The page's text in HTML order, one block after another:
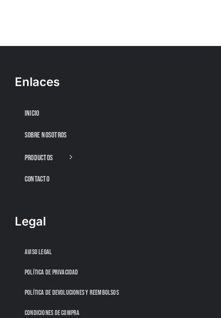
Enlaces
INICIO
SOBRE NOSOTROS
PRODUCTOS
CONTACTO
Legal
AVISO LEGAL
POLÍTICA DE PRIVACIDAD
POLÍTICA DE DEVOLUCIONES Y REEMBOLSOS
CONDICIONES DE COMPRA